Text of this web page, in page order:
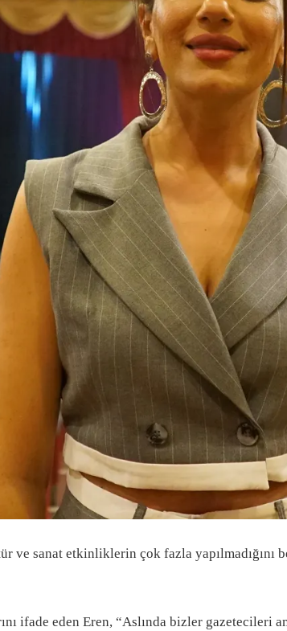
ve sanat etkinliklerin çok fazla
ifade eden Eren, “Aslında bizler